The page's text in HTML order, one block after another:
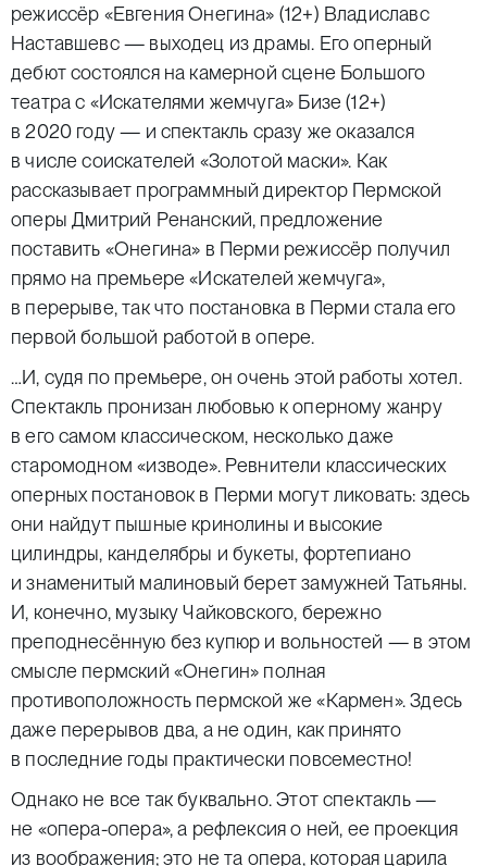
режиссёр «Евгения Онегина» (12+) Владиславс
Наставшевс — выходец из драмы. Его оперный
дебют состоялся на камерной сцене Большого
театра с «Искателями жемчуга» Бизе (12+)
в 2020 году — и спектакль сразу же оказался
в числе соискателей «Золотой маски». Как
рассказывает программный директор Пермской
оперы Дмитрий Ренанский, предложение
поставить «Онегина» в Перми режиссёр получил
прямо на премьере «Искателей жемчуга»,
в перерыве, так что постановка в Перми стала его
первой большой работой в опере.
…И, судя по премьере, он очень этой работы хотел.
Спектакль пронизан любовью к оперному жанру
в его самом классическом, несколько даже
старомодном «изводе». Ревнители классических
оперных постановок в Перми могут ликовать: здесь
они найдут пышные кринолины и высокие
цилиндры, канделябры и букеты, фортепиано
и знаменитый малиновый берет замужней Татьяны.
И, конечно, музыку Чайковского, бережно
преподнесённую без купюр и вольностей — в этом
смысле пермский «Онегин» полная
противоположность пермской же «Кармен». Здесь
даже перерывов два, а не один, как принято
в последние годы практически повсеместно!
Однако не все так буквально. Этот спектакль —
не «опера-опера», а рефлексия о ней, ее проекция
из воображения; это не та опера, которая царила